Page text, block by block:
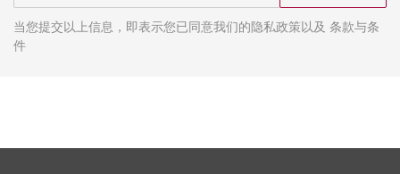
当您提交以上信息，即表示您已同意我们的隐私政策以及 条款与条
件